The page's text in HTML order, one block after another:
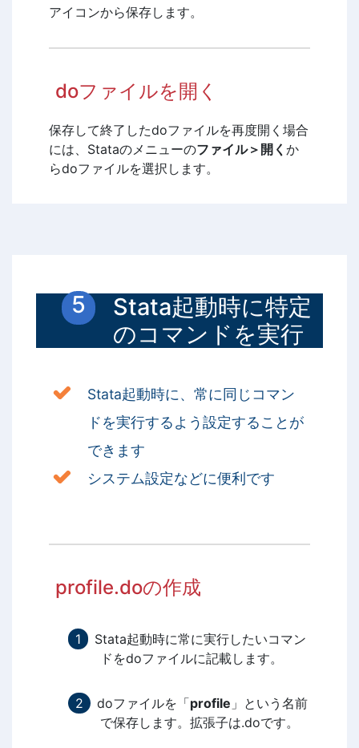
アイコンから保存します。
doファイルを開く
保存して終了したdoファイルを再度開く場合
には、Stataのメニューのファイル＞開く か
らdoファイルを選択します。
Stata起動時に特定
のコマンドを実行
Stata起動時に、常に同じコマン
ドを実行するよう設定することが
できます
システム設定などに便利です
profile.doの作成
Stata起動時に常に実行したいコマン
ドをdoファイルに記載します。
doファイルを「profile 」という名前
で保存します。拡張子は.doです。